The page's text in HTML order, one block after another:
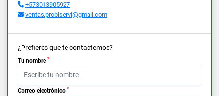
+573013905927
ventas.probiservi@gmail.com
¿Prefieres que te contactemos?
Tu nombre *
Correo electrónico *